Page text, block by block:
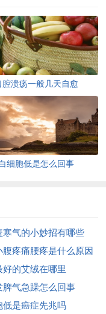
腔溃疡一般几天自愈
细胞低是怎么回事
寒气的小妙招有哪些
腹疼痛腰疼是什么原因
好的艾绒在哪里
脾气急躁怎么回事
低是癌症先兆吗